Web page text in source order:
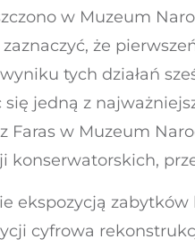
w Muzeum
że
tych działań
jedną z
Faras w Muzeum
konserwatorskich,
ekspozycją
cyfrowa